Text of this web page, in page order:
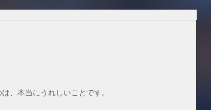
、本当にうれしいことです。